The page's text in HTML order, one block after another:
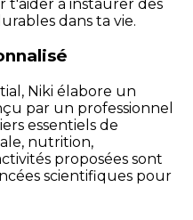
t'aider à instaurer des
dans ta vie.
Niki élabore un
par un professionnel
essentiels de
nutrition,
proposées sont
scientifiques pour